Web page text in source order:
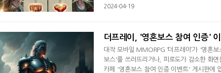
등 푸짐한 이벤트 보상을 지급한다.행운의
2024-04-19
더프레이, '영혼보스 참여 인증'
대작 모바일 MMORPG ‘더프레이’가 '영혼
보스'를 쓰러뜨리거나, 피로도가 감소한 화
카페 '영혼보스 참여 인증 이벤트' 게시판에